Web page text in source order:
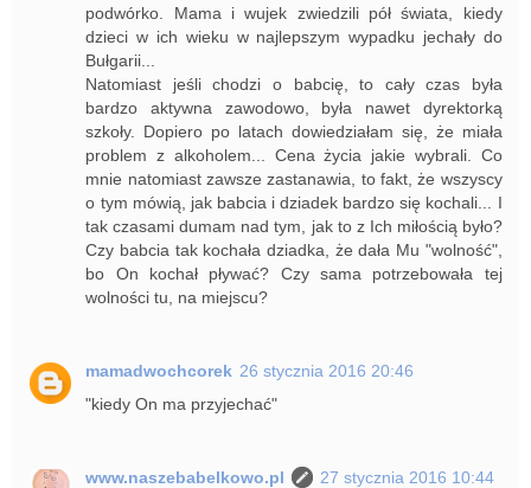
podwórko. Mama i wujek zwiedzili pół świata, kiedy
dzieci w ich wieku w najlepszym wypadku jechały do
Bułgarii...
Natomiast jeśli chodzi o babcię, to cały czas była
bardzo aktywna zawodowo, była nawet dyrektorką
szkoły. Dopiero po latach dowiedziałam się, że miała
problem z alkoholem... Cena życia jakie wybrali. Co
mnie natomiast zawsze zastanawia, to fakt, że wszyscy
o tym mówią, jak babcia i dziadek bardzo się kochali... I
tak czasami dumam nad tym, jak to z Ich miłością było?
Czy babcia tak kochała dziadka, że dała Mu "wolność",
bo On kochał pływać? Czy sama potrzebowała tej
wolności tu, na miejscu?
mamadwochcorek 26 stycznia 2016 20:46
"kiedy On ma przyjechać"
www.naszebabelkowo.pl
27 stycznia 2016 10:44